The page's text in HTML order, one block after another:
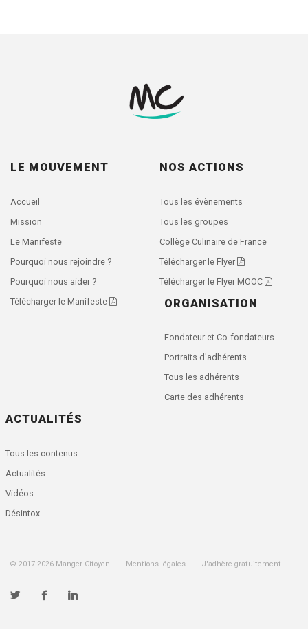
LE MOUVEMENT
Accueil
Mission
Le Manifeste
Pourquoi nous rejoindre ?
Pourquoi nous aider ?
Télécharger le Manifeste
NOS ACTIONS
Tous les évènements
Tous les groupes
Collège Culinaire de France
Télécharger le Flyer
Télécharger le Flyer MOOC
ORGANISATION
Fondateur et Co-fondateurs
Portraits d'adhérents
Tous les adhérents
Carte des adhérents
ACTUALITÉS
Tous les contenus
Actualités
Vidéos
Désintox
© 2017-2026 Manger Citoyen Mentions légales J'adhère gratuitement